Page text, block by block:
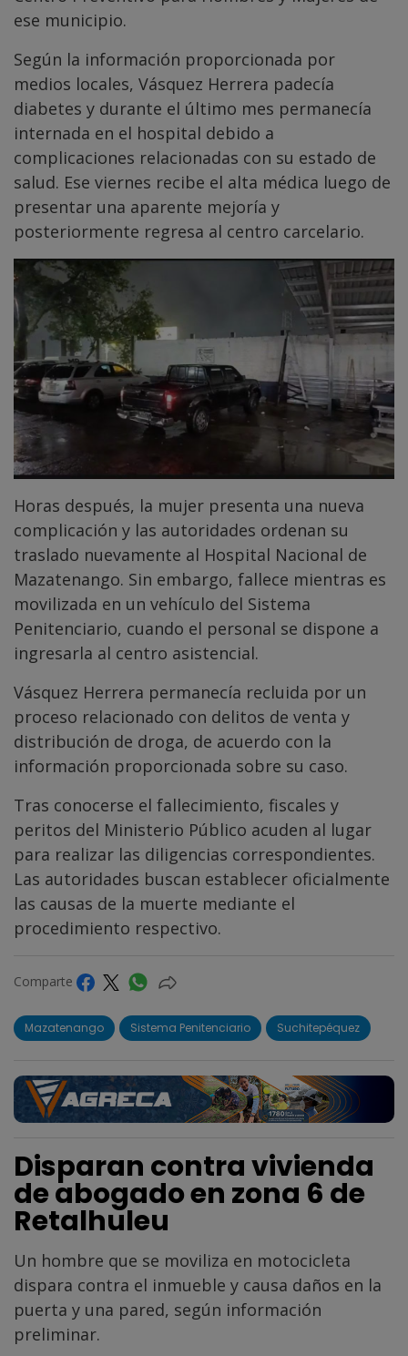
ese municipio.
Según la información proporcionada por
medios locales, Vásquez Herrera padecía
diabetes y durante el último mes permanecía
internada en el hospital debido a
complicaciones relacionadas con su estado de
salud. Ese viernes recibe el alta médica luego de
presentar una aparente mejoría y
posteriormente regresa al centro carcelario.
Horas después, la mujer presenta una nueva
complicación y las autoridades ordenan su
traslado nuevamente al Hospital Nacional de
Mazatenango. Sin embargo, fallece mientras es
movilizada en un vehículo del Sistema
Penitenciario, cuando el personal se dispone a
ingresarla al centro asistencial.
Vásquez Herrera permanecía recluida por un
proceso relacionado con delitos de venta y
distribución de droga, de acuerdo con la
información proporcionada sobre su caso.
Tras conocerse el fallecimiento, fiscales y
peritos del Ministerio Público acuden al lugar
para realizar las diligencias correspondientes.
Las autoridades buscan establecer oficialmente
las causas de la muerte mediante el
procedimiento respectivo.
Comparte
Mazatenango Sistema Penitenciario Suchitepéquez
Disparan contra vivienda
de abogado en zona 6 de
Retalhuleu
Un hombre que se moviliza en motocicleta
dispara contra el inmueble y causa daños en la
puerta y una pared, según información
preliminar.